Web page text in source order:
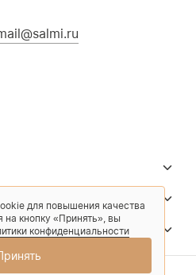
для повышения качества
кнопку «Принять», вы
конфиденциальности